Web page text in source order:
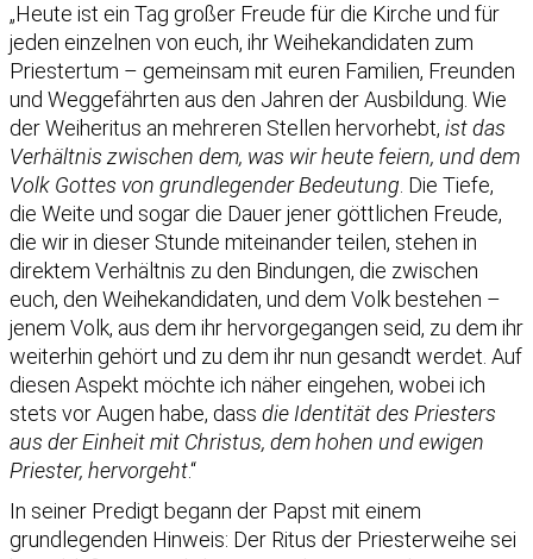
„Heute ist ein Tag großer Freude für die Kirche und für
jeden einzelnen von euch, ihr Weihekandidaten zum
Priestertum – gemeinsam mit euren Familien, Freunden
und Weggefährten aus den Jahren der Ausbildung. Wie
der Weiheritus an mehreren Stellen hervorhebt, ist das
Verhältnis zwischen dem, was wir heute feiern, und dem
Volk Gottes von grundlegender Bedeutung . Die Tiefe,
die Weite und sogar die Dauer jener göttlichen Freude,
die wir in dieser Stunde miteinander teilen, stehen in
direktem Verhältnis zu den Bindungen, die zwischen
euch, den Weihekandidaten, und dem Volk bestehen –
jenem Volk, aus dem ihr hervorgegangen seid, zu dem ihr
weiterhin gehört und zu dem ihr nun gesandt werdet. Auf
diesen Aspekt möchte ich näher eingehen, wobei ich
stets vor Augen habe, dass die Identität des Priesters
aus der Einheit mit Christus, dem hohen und ewigen
Priester, hervorgeht.“
In seiner Predigt begann der Papst mit einem
grundlegenden Hinweis: Der Ritus der Priesterweihe sei